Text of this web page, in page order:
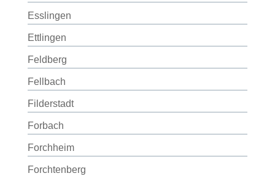
Esslingen
Ettlingen
Feldberg
Fellbach
Filderstadt
Forbach
Forchheim
Forchtenberg